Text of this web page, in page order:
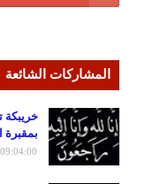
المشاركات الشائعة
خريبكة
بمقبرة
8/05/